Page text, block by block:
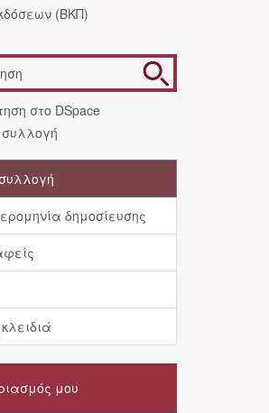
(ΒΚΠ)
στο DSpace
συλλογή
δημοσίευσης
μου